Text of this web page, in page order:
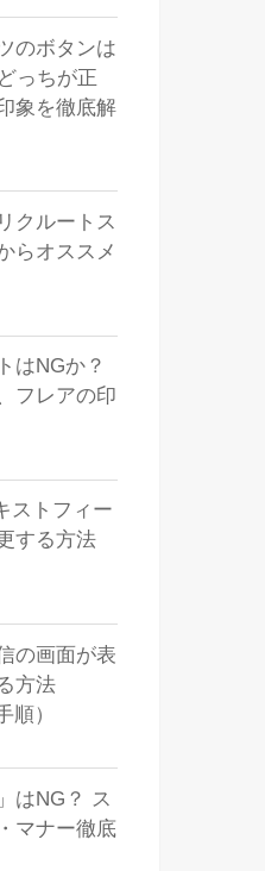
のボタンは
っちが正
象を徹底解
クルートス
らオススメ
はNGか？
フレアの印
ストフィー
する方法
の画面が表
方法
順）
はNG？ ス
マナー徹底